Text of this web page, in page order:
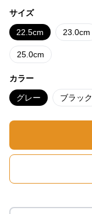
サイズ
22.5cm 23.0cm
25.0cm
カラー
グレー ブラック